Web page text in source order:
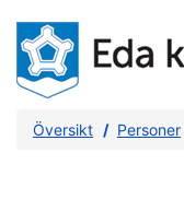
Översikt Personer